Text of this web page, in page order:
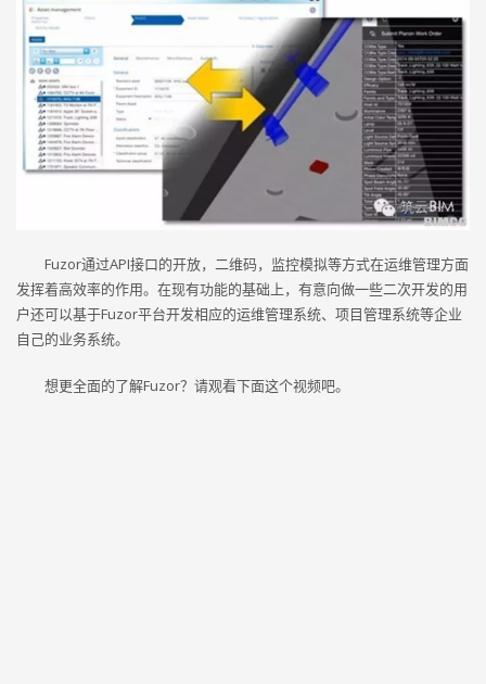
Fuzor通过API接口的开放，二维码，监控模拟等方式在运维管理方面
发挥着高效率的作用。在现有功能的基础上，有意向做一些二次开发的用
户还可以基于Fuzor平台开发相应的运维管理系统、项目管理系统等企业
自己的业务系统。
想更全面的了解Fuzor？请观看下面这个视频吧。